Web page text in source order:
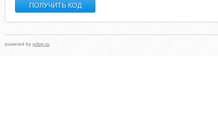
powered by prlog.ru